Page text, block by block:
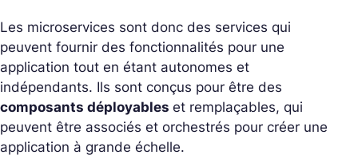
Les microservices sont donc des services qui
peuvent fournir des fonctionnalités pour une
application tout en étant autonomes et
indépendants. Ils sont conçus pour être des
composants déployables et remplaçables, qui
peuvent être associés et orchestrés pour créer une
application à grande échelle.